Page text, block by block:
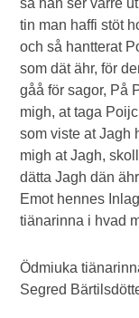
så han ser värre
tin man haffi stöt
och så hantterat
som dät ähr, för
gåå för sagor, På
migh, at taga
som viste at Jagh
migh at Jagh,
dätta Jagh dän
Emot hennes
tiänarinna i hvad
Ödmiuka
Segred